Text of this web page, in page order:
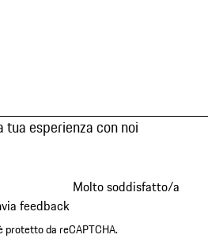
tua esperienza con noi
Molto soddisfatto/a
feedback
protetto da reCAPTCHA.